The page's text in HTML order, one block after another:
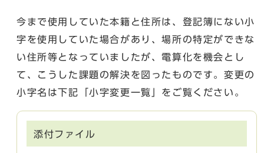
今まで使用していた本籍と住所は、登記簿にない小
字を使用していた場合があり、場所の特定ができな
い住所等となっていましたが、電算化を機会とし
て、こうした課題の解決を図ったものです。変更の
小字名は下記「小字変更一覧」をご覧ください。
添付ファイル